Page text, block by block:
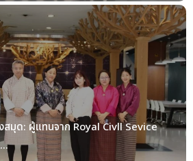
สมุด: ผู้แทนจาก Royal Civll Sevice